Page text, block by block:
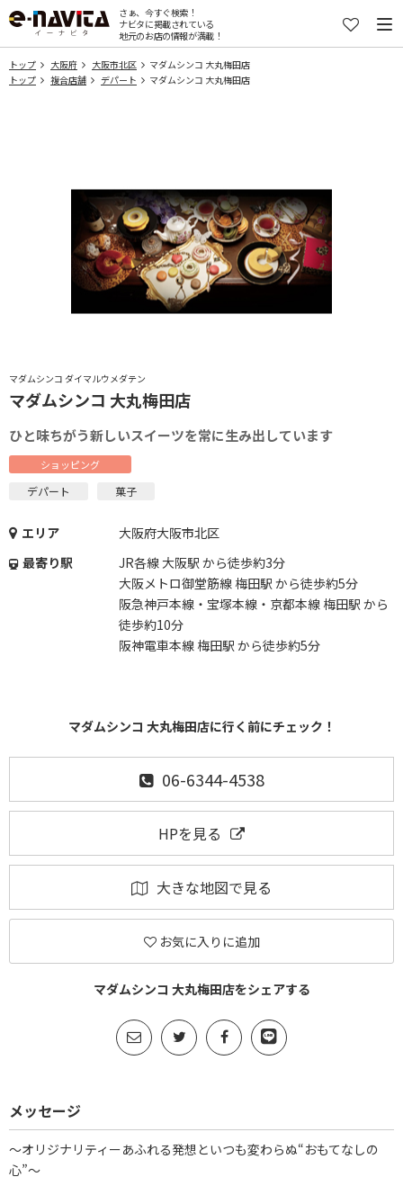
さぁ、今すぐ検索！
ナビタに掲載されている
地元のお店の情報が満載！
トップ 大阪府 大阪市北区
マダムシンコ 大丸梅田店
トップ
複合店舗 デパート マダムシンコ 大丸梅田店
マダムシンコ ダイマルウメダテン
マダムシンコ 大丸梅田店
ひと味ちがう新しいスイーツを常に生み出しています
ショッピング
デパート 菓子
エリア
大阪府大阪市北区
最寄り駅
JR各線 大阪駅 から徒歩約3分
大阪メトロ御堂筋線 梅田駅 から徒歩約5分
阪急神戸本線・宝塚本線・京都本線 梅田駅 から
徒歩約10分
阪神電車本線 梅田駅 から徒歩約5分
マダムシンコ 大丸梅田店に行く前にチェック！
06-6344-4538
HPを見る
大きな地図で見る
お気に入りに追加
マダムシンコ 大丸梅田店をシェアする
メッセージ
～オリジナリティーあふれる発想といつも変わらぬ“おもてなしの
心”～